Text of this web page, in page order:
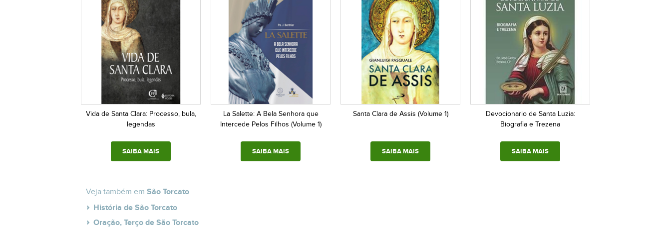
Vida de Santa Clara: Processo, bula,
legendas
SAIBA MAIS
La Salette: A Bela Senhora que
Intercede Pelos Filhos (Volume 1)
SAIBA MAIS
Santa Clara de Assis (Volume 1)
SAIBA MAIS
Devocionario de Santa Luzia:
Biografia e Trezena
SAIBA MAIS
Veja também em São Torcato
História de São Torcato
Oração, Terço de São Torcato